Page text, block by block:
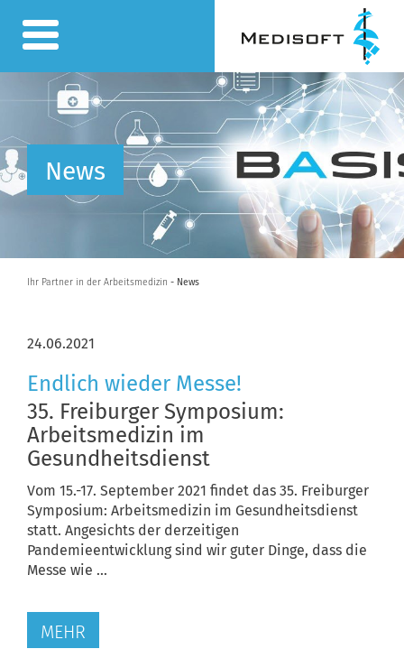
News
Ihr Partner in der Arbeitsmedizin - News
24.06.2021
Endlich wieder Messe!
35. Freiburger Symposium:
Arbeitsmedizin im
Gesundheitsdienst
Vom 15.-17. September 2021 findet das 35. Freiburger
Symposium: Arbeitsmedizin im Gesundheitsdienst
statt. Angesichts der derzeitigen
Pandemieentwicklung sind wir guter Dinge, dass die
Messe wie ...
MEHR